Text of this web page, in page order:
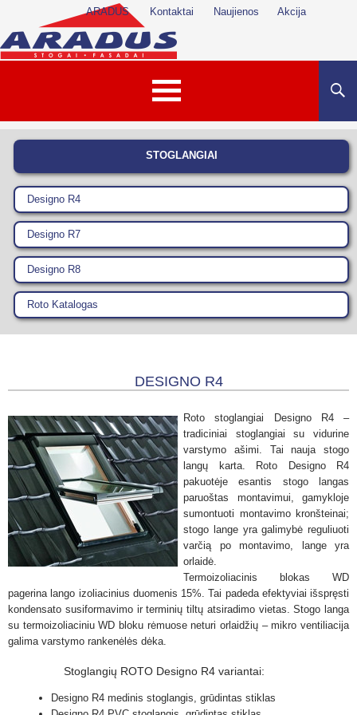
ARADUS Kontaktai Naujienos Akcija
PEREITI PRIE TURINIO
STOGLANGIAI
Designo R4
Designo R7
Designo R8
Roto Katalogas
DESIGNO R4
Roto stoglangiai Designo R4 –
tradiciniai stoglangiai su vidurine
varstymo ašimi. Tai nauja stogo
langų karta. Roto Designo R4
pakuotėje esantis stogo langas
paruoštas montavimui, gamykloje
sumontuoti montavimo kronšteinai;
stogo lange yra galimybė reguliuoti
varčią po montavimo, lange yra
orlaidė.
Termoizoliacinis blokas WD
pagerina lango izoliacinius duomenis 15%. Tai padeda efektyviai išspręsti
kondensato susiformavimo ir terminių tiltų atsiradimo vietas. Stogo langa
su termoizoliaciniu WD bloku rėmuose neturi orlaidžių – mikro ventiliacija
galima varstymo rankenėlės dėka.
Stoglangių ROTO Designo R4 variantai:
Designo R4 medinis stoglangis, grūdintas stiklas